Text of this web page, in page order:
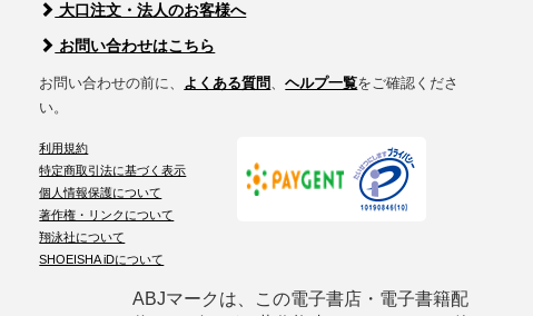
大口注文・法人のお客様へ
お問い合わせはこちら
お問い合わせの前に、 よくある質問、ヘルプ一覧をご確認くださ
い。
利用規約
特定商取引法に基づく表示
個人情報保護について
著作権・リンクについて
翔泳社について
SHOEISHA iDについて
ABJマークは、この電子書店・電子書籍配